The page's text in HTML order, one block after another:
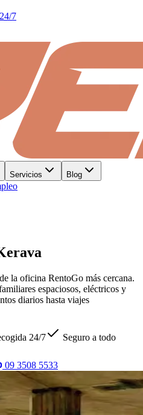
7
Servicios Blog
la oficina RentoGo más cercana.
espaciosos, eléctricos y
diarios hasta viajes
24/7
Seguro a todo
09 3508 5533